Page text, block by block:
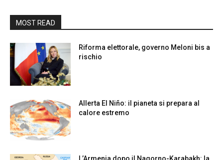
MOST READ
Riforma elettorale, governo Meloni bis a
rischio
Allerta El Niño: il pianeta si prepara al
calore estremo